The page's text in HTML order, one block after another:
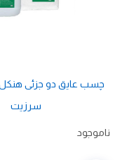
سرزیت
ناموجود